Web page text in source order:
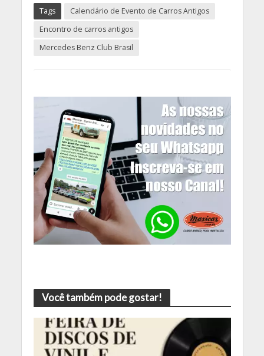
Tags
Calendário de Evento de Carros Antigos
Encontro de carros antigos
Mercedes Benz Club Brasil
Você também pode gostar!